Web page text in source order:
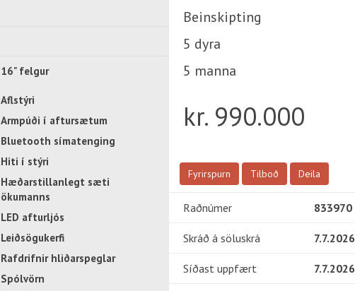
Beinskipting
5 dyra
5 manna
kr. 990.000
Fyrirspurn Tilboð Deila
Raðnúmer 833970
Skráð á söluskrá 7.7.2026
Síðast uppfært 7.7.2026
16" felgur
Aflstýri
Armpúði í aftursætum
Bluetooth símatenging
Hiti í stýri
Hæðarstillanlegt sæti
ökumanns
LED afturljós
Leiðsögukerfi
Rafdrifnir hliðarspeglar
Spólvörn